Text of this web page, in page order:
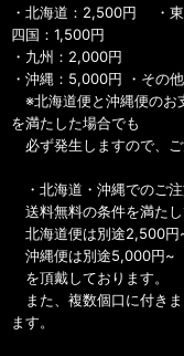
・北海道：2,500円 ・東
四国：1,500円
・九州：2,000円
・沖縄：5,000円 ・その
※北海道便と沖縄便のお
を満たした場合でも
必ず発生しますので、ご
・北海道・沖縄でのご注
送料無料の条件を満たし
北海道便は別途2,500円
沖縄便は別途5,000円~
を頂戴しております。
また、複数個口に付き
ます。